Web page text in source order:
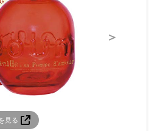
見る
＞